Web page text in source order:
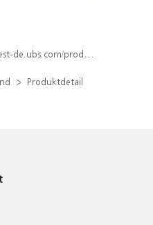
detail/index/isin/DE000WA86Z26
Produktdetail